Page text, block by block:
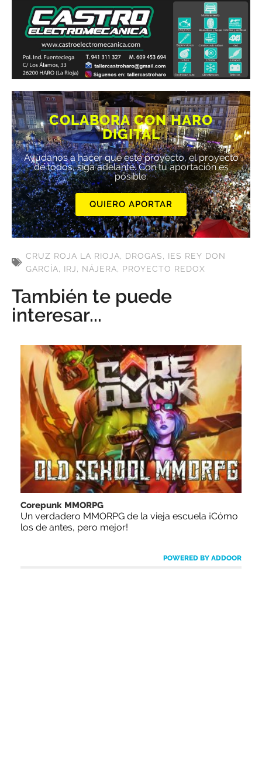
COLABORA CON HARO
DIGITAL
Ayúdanos a hacer que este proyecto, el proyecto
de todos, siga adelante. Con tu aportación es
posible.
QUIERO APORTAR
CRUZ ROJA LA RIOJA, DROGAS, IES REY DON
GARCÍA, IRJ, NÁJERA, PROYECTO REDOX
También te puede
interesar...
Corepunk MMORPG
Un verdadero MMORPG de la vieja escuela ¡Cómo
los de antes, pero mejor!
POWERED BY ADDOOR